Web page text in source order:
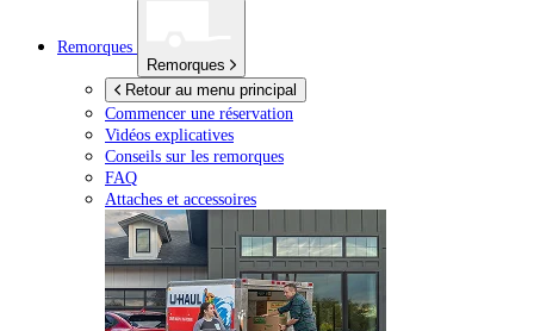
Remorques
Remorques
Retour au menu principal
Commencer une réservation
Vidéos explicatives
Conseils sur les remorques
FAQ
Attaches et accessoires